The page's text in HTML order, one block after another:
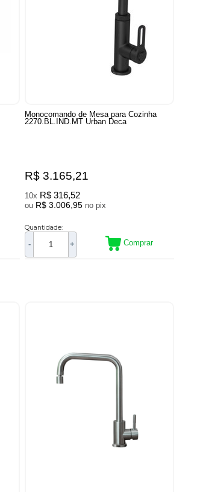
Monocomando de Mesa para Cozinha
2270.BL.IND.MT Urban Deca
R$ 3.165,21
10x R$ 316,52
ou R$ 3.006,95 no pix
Quantidade:
- + Comprar